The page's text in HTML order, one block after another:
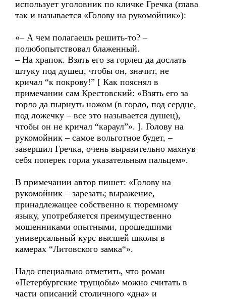
использует уголовник по кличке Гречка (глава
так и называется «Голову на рукомойник»):
«– А чем полагаешь решить-то? –
полюбопытствовал блаженный.
– На храпок. Взять его за горлец да дослать
штуку под душец, чтобы он, значит, не
кричал “к покрову!” [ Как пояснял в
примечании сам Крестовский: «Взять его за
горло да пырнуть ножом (в горло, под сердце,
под ложечку – все это называется душец),
чтобы он не кричал “караул”». ]. Голову на
рукомойник – самое вольготное будет, –
завершил Гречка, очень выразительно махнув
себя поперек горла указательным пальцем».
В примечании автор пишет: «Голову на
рукомойник – зарезать; выражение,
принадлежащее собственно к тюремному
языку, употребляется преимущественно
мошенниками опытными, прошедшими
универсальный курс высшей школы в
камерах “Литовского замка“».
Надо специально отметить, что роман
«Петербургские трущобы» можно считать в
части описаний столичного «дна» и